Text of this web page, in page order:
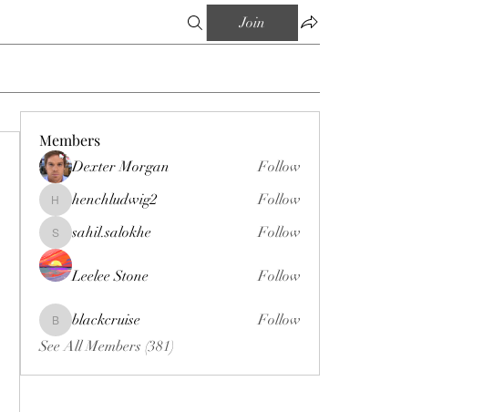
Join
Members
Dexter Morgan Follow
henchludwig2
henchludwig2 Follow
sahil.salokhe
sahil.salokhe Follow
Leelee Stone Follow
blackcruise
blackcruise
Follow
See All Members (381)